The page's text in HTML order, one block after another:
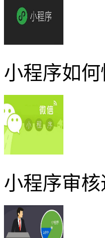
小程序如何
小程序审